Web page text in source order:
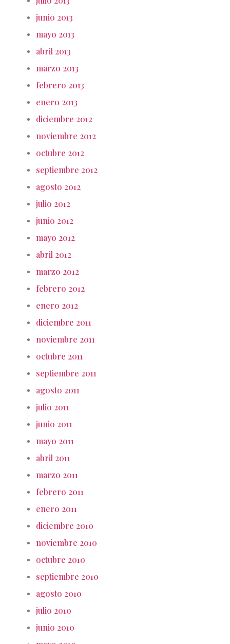
junio 2013
mayo 2013
abril 2013
marzo 2013
febrero 2013
enero 2013
diciembre 2012
noviembre 2012
octubre 2012
septiembre 2012
agosto 2012
julio 2012
junio 2012
mayo 2012
abril 2012
marzo 2012
febrero 2012
enero 2012
diciembre 2011
noviembre 2011
octubre 2011
septiembre 2011
agosto 2011
julio 2011
junio 2011
mayo 2011
abril 2011
marzo 2011
febrero 2011
enero 2011
diciembre 2010
noviembre 2010
octubre 2010
septiembre 2010
agosto 2010
julio 2010
junio 2010